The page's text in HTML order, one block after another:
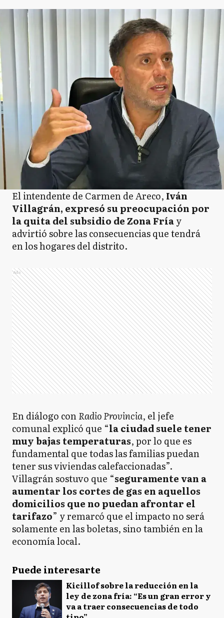
El intendente de Carmen de Areco, Iván
Villagrán, expresó su preocupación por
la quita del subsidio de Zona Fríay
advirtió sobre las consecuencias que tendrá
en los hogares del distrito.
Ads
En diálogo conRadio Provincia, el jefe
comunal explicó que “la ciudad suele tener
muy bajas temperaturas, por lo que es
fundamental que todas las familias puedan
tener sus viviendas calefaccionadas”.
Villagrán sostuvo que “seguramente van a
aumentar los cortes de gas en aquellos
domicilios que no puedan afrontar el
tarifazo” y remarcó que el impacto no será
solamente en las boletas, sino también en la
economía local.
Puede interesarte
Kicillof sobre la reducción en la
ley de zona fría: “Es un gran error y
va a traer consecuencias de todo